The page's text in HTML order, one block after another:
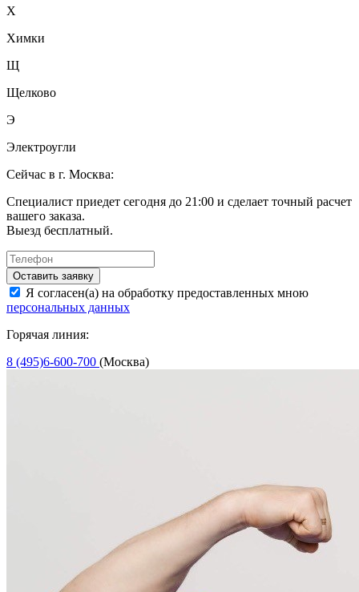
Х
Химки
Щ
Щелково
Э
Электроугли
Сейчас в г. Москва:
Специалист приедет сегодня до 21:00 и сделает точный расчет
вашего заказа.
Выезд бесплатный.
Оставить заявку
Я согласен(а) на обработку предоставленных мною
персональных данных
Горячая линия:
8 (495)6-600-700 (Москва)